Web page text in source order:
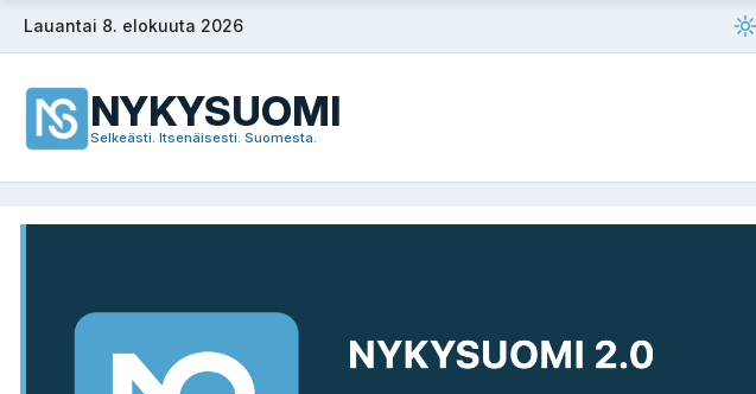
SiirryLauantai 8. elokuuta 2026
NYKYSUOMI
Selkeästi. Itsenäisesti. Suomesta.